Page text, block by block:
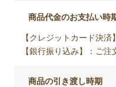
商品代金のお支払い時
【クレジットカード決
【銀行振り込み】：ご注
商品の引き渡し時期